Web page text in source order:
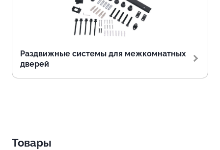
Раздвижные системы для межкомнатных
дверей
Товары